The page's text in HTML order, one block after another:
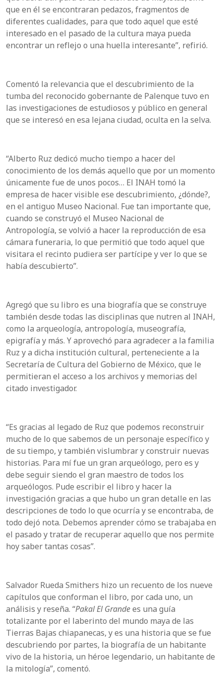
que en él se encontraran pedazos, fragmentos de
diferentes cualidades, para que todo aquel que esté
interesado en el pasado de la cultura maya pueda
encontrar un reflejo o una huella interesante”, refirió.
Comentó la relevancia que el descubrimiento de la
tumba del reconocido gobernante de Palenque tuvo en
las investigaciones de estudiosos y público en general
que se interesó en esa lejana ciudad, oculta en la selva.
“Alberto Ruz dedicó mucho tiempo a hacer del
conocimiento de los demás aquello que por un momento
únicamente fue de unos pocos… El INAH tomó la
empresa de hacer visible ese descubrimiento, ¿dónde?,
en el antiguo Museo Nacional. Fue tan importante que,
cuando se construyó el Museo Nacional de
Antropología, se volvió a hacer la reproducción de esa
cámara funeraria, lo que permitió que todo aquel que
visitara el recinto pudiera ser partícipe y ver lo que se
había descubierto”.
Agregó que su libro es una biografía que se construye
también desde todas las disciplinas que nutren al INAH,
como la arqueología, antropología, museografía,
epigrafía y más. Y aprovechó para agradecer a la familia
Ruz y a dicha institución cultural, perteneciente a la
Secretaría de Cultura del Gobierno de México, que le
permitieran el acceso a los archivos y memorias del
citado investigador.
“Es gracias al legado de Ruz que podemos reconstruir
mucho de lo que sabemos de un personaje específico y
de su tiempo, y también vislumbrar y construir nuevas
historias. Para mí fue un gran arqueólogo, pero es y
debe seguir siendo el gran maestro de todos los
arqueólogos. Pude escribir el libro y hacer la
investigación gracias a que hubo un gran detalle en las
descripciones de todo lo que ocurría y se encontraba, de
todo dejó nota. Debemos aprender cómo se trabajaba en
el pasado y tratar de recuperar aquello que nos permite
hoy saber tantas cosas”.
Salvador Rueda Smithers hizo un recuento de los nueve
capítulos que conforman el libro, por cada uno, un
análisis y reseña. “PakalEl Grandees una guía
totalizante por el laberinto del mundo maya de las
Tierras Bajas chiapanecas, y es una historia que se fue
descubriendo por partes, la biografía de un habitante
vivo de la historia, un héroe legendario, un habitante de
la mitología”, comentó.